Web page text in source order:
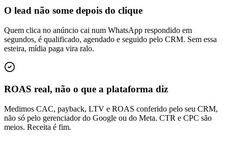
O lead não some depois do clique
Quem clica no anúncio cai num WhatsApp respondido em
segundos, é qualificado, agendado e seguido pelo CRM. Sem essa
esteira, mídia paga vira ralo.
ROAS real, não o que a plataforma diz
Medimos CAC, payback, LTV e ROAS conferido pelo seu CRM,
não só pelo gerenciador do Google ou do Meta. CTR e CPC são
meios. Receita é fim.